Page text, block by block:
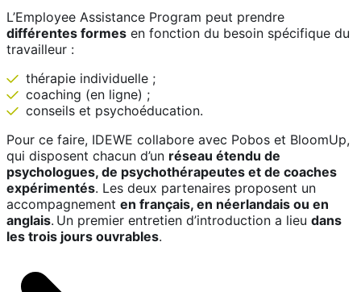
L’Employee Assistance Program peut prendre
différentes formes en fonction du besoin spécifique du
travailleur :
thérapie individuelle ;
coaching (en ligne) ;
conseils et psychoéducation.
Pour ce faire, IDEWE collabore avec Pobos et BloomUp,
qui disposent chacun d’un réseau étendu de
psychologues, de psychothérapeutes et de coaches
expérimentés. Les deux partenaires proposent un
accompagnement en français, en néerlandais ou en
anglais. Un premier entretien d’introduction a lieu dans
les trois jours ouvrables.